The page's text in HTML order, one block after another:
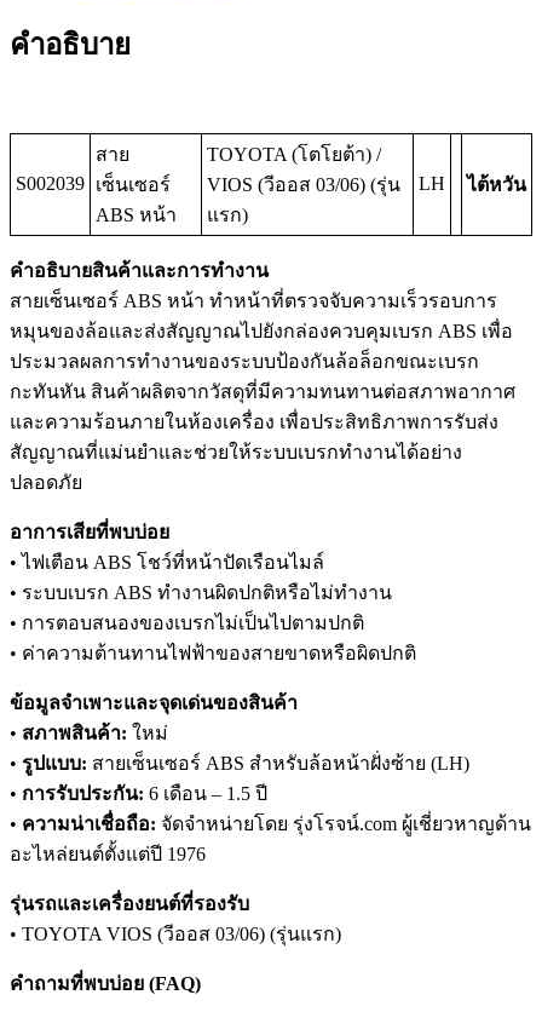
คำอธิบาย
S002039
สาย
เซ็นเซอร์
ABS หน้า
TOYOTA (โตโยต้า) /
VIOS (วีออส 03/06) (รุ่น
แรก)
LH ไต้หวัน
คำอธิบายสินค้าและการทำงาน
สายเซ็นเซอร์ ABS หน้า ทำหน้าที่ตรวจจับความเร็วรอบการ
หมุนของล้อและส่งสัญญาณไปยังกล่องควบคุมเบรก ABS เพื่อ
ประมวลผลการทำงานของระบบป้องกันล้อล็อกขณะเบรก
กะทันหัน สินค้าผลิตจากวัสดุที่มีความทนทานต่อสภาพอากาศ
และความร้อนภายในห้องเครื่อง เพื่อประสิทธิภาพการรับส่ง
สัญญาณที่แม่นยำและช่วยให้ระบบเบรกทำงานได้อย่าง
ปลอดภัย
อาการเสียที่พบบ่อย
• ไฟเตือน ABS โชว์ที่หน้าปัดเรือนไมล์
• ระบบเบรก ABS ทำงานผิดปกติหรือไม่ทำงาน
• การตอบสนองของเบรกไม่เป็นไปตามปกติ
• ค่าความต้านทานไฟฟ้าของสายขาดหรือผิดปกติ
ข้อมูลจำเพาะและจุดเด่นของสินค้า
• สภาพสินค้า: ใหม่
• รูปแบบ: สายเซ็นเซอร์ ABS สำหรับล้อหน้าฝั่งซ้าย (LH)
• การรับประกัน: 6 เดือน – 1.5 ปี
• ความน่าเชื่อถือ: จัดจำหน่ายโดย รุ่งโรจน์.com ผู้เชี่ยวหาญด้าน
อะไหล่ยนต์ตั้งแต่ปี 1976
รุ่นรถและเครื่องยนต์ที่รองรับ
• TOYOTA VIOS (วีออส 03/06) (รุ่นแรก)
คำถามที่พบบ่อย (FAQ)